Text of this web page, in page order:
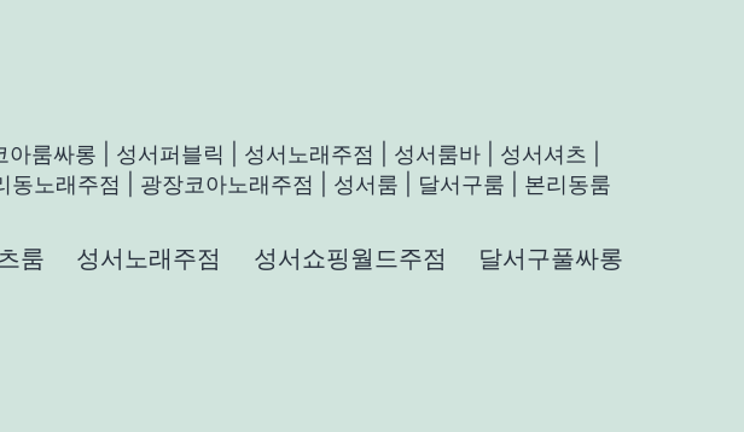
룸싸롱 | 성서퍼블릭 | 성서노래주점 | 성서룸바 | 성서셔츠 |
노래주점 | 광장코아노래주점 | 성서룸 | 달서구룸 | 본리동룸
룸 성서노래주점 성서쇼핑월드주점 달서구풀싸롱